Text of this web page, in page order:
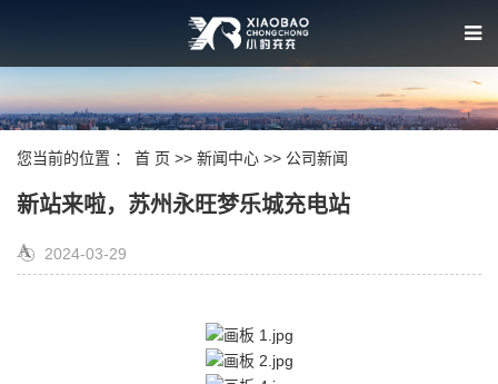
您当前的位置 ： 首 页 >> 新闻中心 >> 公司新闻
新站来啦，苏州永旺梦乐城充电站
2024-03-29